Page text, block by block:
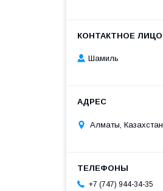
Шамиль
Алматы, Казахстан
+7 (747) 944-34-35